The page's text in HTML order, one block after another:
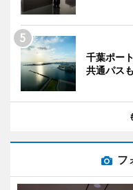
千葉ポー
共通パスも
フ